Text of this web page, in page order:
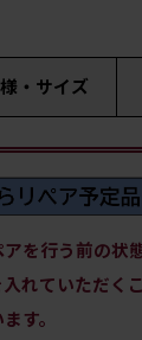
・サイズ
を行う前の状
れていただく
す。